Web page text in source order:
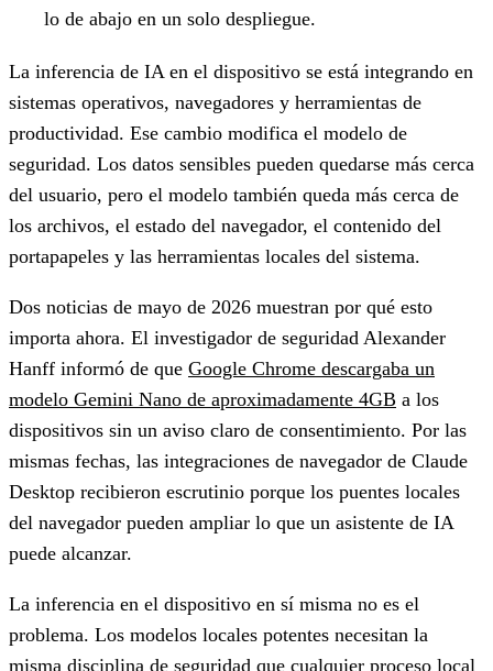
lo de abajo en un solo despliegue.
La inferencia de IA en el dispositivo se está integrando en
sistemas operativos, navegadores y herramientas de
productividad. Ese cambio modifica el modelo de
seguridad. Los datos sensibles pueden quedarse más cerca
del usuario, pero el modelo también queda más cerca de
los archivos, el estado del navegador, el contenido del
portapapeles y las herramientas locales del sistema.
Dos noticias de mayo de 2026 muestran por qué esto
importa ahora. El investigador de seguridad Alexander
Hanff informó de que Google Chrome descargaba un
modelo Gemini Nano de aproximadamente 4GB a los
dispositivos sin un aviso claro de consentimiento. Por las
mismas fechas, las integraciones de navegador de Claude
Desktop recibieron escrutinio porque los puentes locales
del navegador pueden ampliar lo que un asistente de IA
puede alcanzar.
La inferencia en el dispositivo en sí misma no es el
problema. Los modelos locales potentes necesitan la
misma disciplina de seguridad que cualquier proceso local